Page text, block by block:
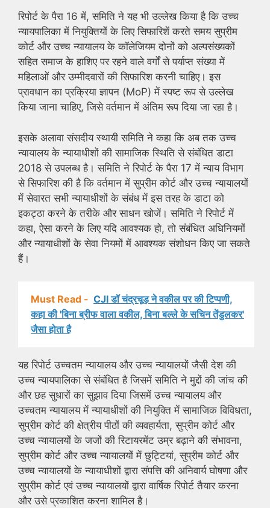
रिपोर्ट के पैरा 16 में, समिति ने यह भी उल्लेख किया है कि उच्च
न्यायपालिका में नियुक्तियों के लिए सिफारिशें करते समय सुप्रीम
कोर्ट और उच्च न्यायालय के कॉलेजियम दोनों को अल्पसंख्यकों
सहित समाज के हाशिए पर रहने वाले वर्गों से पर्याप्त संख्या में
महिलाओं और उम्मीदवारों की सिफारिश करनी चाहिए। इस
प्रावधान का प्रक्रिया ज्ञापन (MoP) में स्पष्ट रूप से उल्लेख
किया जाना चाहिए, जिसे वर्तमान में अंतिम रूप दिया जा रहा है।
इसके अलावा संसदीय स्थायी समिति ने कहा कि अब तक उच्च
न्यायालय के न्यायाधीशों की सामाजिक स्थिति से संबंधित डाटा
2018 से उपलब्ध है। समिति ने रिपोर्ट के पैरा 17 में न्याय विभाग
से सिफारिश की है कि वर्तमान में सुप्रीम कोर्ट और उच्च न्यायालयों
में सेवारत सभी न्यायाधीशों के संबंध में इस तरह के डाटा को
इकट्ठा करने के तरीके और साधन खोजें। समिति ने रिपोर्ट में
कहा, ऐसा करने के लिए यदि आवश्यक हो, तो संबंधित अधिनियमों
और न्यायाधीशों के सेवा नियमों में आवश्यक संशोधन किए जा सकते
हैं।
Must Read - CJI डॉ चंद्रचूड़ ने वकील पर की टिप्पणी,
कहा की 'बिना ब्रीफ वाला वकील, बिना बल्ले के सचिन तेंडुलकर'
जैसा होता है
यह रिपोर्ट उच्चतम न्यायालय और उच्च न्यायालयों जैसी देश की
उच्च न्यायपालिका से संबंधित है जिसमें समिति ने मुद्दों की जांच की
और छह सुधारों का सुझाव दिया जिसमें उच्च न्यायालय और
उच्चतम न्यायालय में न्यायाधीशों की नियुक्ति में सामाजिक विविधता,
सुप्रीम कोर्ट की क्षेत्रीय पीठों की व्यवहार्यता, सुप्रीम कोर्ट और
उच्च न्यायालयों के जजों की रिटायरमेंट उम्र बढ़ाने की संभावना,
सुप्रीम कोर्ट और उच्च न्यायालयों में छुट्टियां, सुप्रीम कोर्ट और
उच्च न्यायालयों के न्यायाधीशों द्वारा संपत्ति की अनिवार्य घोषणा और
सुप्रीम कोर्ट एवं उच्च न्यायालयों द्वारा वार्षिक रिपोर्ट तैयार करना
और उसे प्रकाशित करना शामिल है।